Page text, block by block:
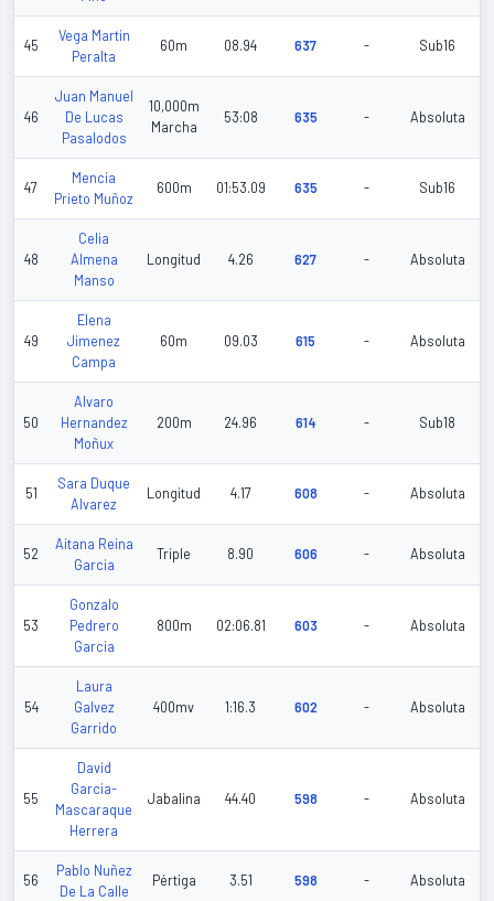
45
Vega Martin
Peralta
60m 08.94 637 - Sub16
46
Juan Manuel
De Lucas
Pasalodos
10,000m
Marcha
53:08 635 - Absoluta
47
Mencia
Prieto Muñoz
600m 01:53.09 635 - Sub16
48
Celia
Almena
Manso
Longitud 4.26 627 - Absoluta
49
Elena
Jimenez
Campa
60m 09.03 615 - Absoluta
50
Alvaro
Hernandez
Moñux
200m 24.96 614 - Sub18
51
Sara Duque
Alvarez
Longitud 4.17 608 - Absoluta
52
Aitana Reina
Garcia
Triple 8.90 606 - Absoluta
53
Gonzalo
Pedrero
Garcia
800m 02:06.81 603 - Absoluta
54
Laura
Galvez
Garrido
400mv 1:16.3 602 - Absoluta
55
David
Garcia-
Mascaraque
Herrera
Jabalina 44.40 598 - Absoluta
56
Pablo Nuñez
De La Calle
Pértiga 3.51 598 - Absoluta